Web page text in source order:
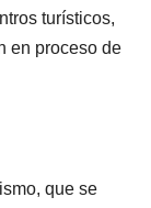
turísticos,
en proceso de
que se